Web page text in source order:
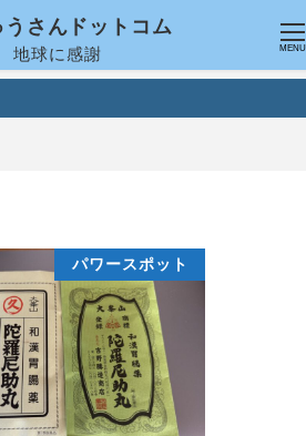
さんドットコム
地球に感謝 MENU
パワースポット